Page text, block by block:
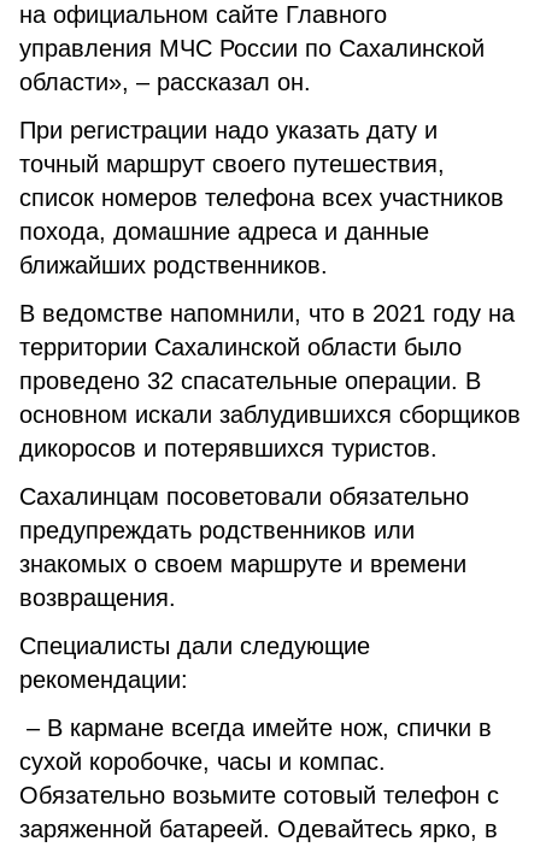
на официальном сайте Главного
управления МЧС России по Сахалинской
области», – рассказал он.
При регистрации надо указать дату и
точный маршрут своего путешествия,
список номеров телефона всех участников
похода, домашние адреса и данные
ближайших родственников.
В ведомстве напомнили, что в 2021 году на
территории Сахалинской области было
проведено 32 спасательные операции. В
основном искали заблудившихся сборщиков
дикоросов и потерявшихся туристов.
Сахалинцам посоветовали обязательно
предупреждать родственников или
знакомых о своем маршруте и времени
возвращения.
Специалисты дали следующие
рекомендации:
– В кармане всегда имейте нож, спички в
сухой коробочке, часы и компас.
Обязательно возьмите сотовый телефон с
заряженной батареей. Одевайтесь ярко, в